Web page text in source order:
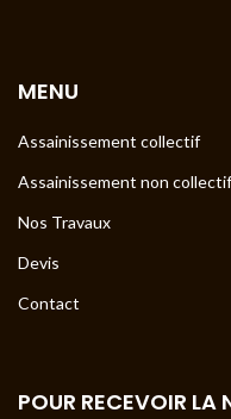
MENU
Assainissement collectif
Assainissement non collectif
Nos Travaux
Devis
Contact
POUR RECEVOIR LA